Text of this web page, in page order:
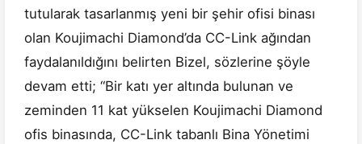
tutularak tasarlanmış yeni bir şehir ofisi binası
olan Koujimachi Diamond’da CC-Link ağından
faydalanıldığını belirten Bizel, sözlerine şöyle
devam etti; “Bir katı yer altında bulunan ve
zeminden 11 kat yükselen Koujimachi Diamond
ofis binasında, CC-Link tabanlı Bina Yönetimi